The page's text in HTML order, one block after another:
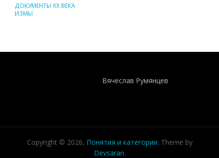
ДОКУМЕНТЫ XX ВЕКА
ИЗМЫ
Вячеслав Румянцев
Copyright © 2026, Понятия и категории. Theme by
Devsaran.